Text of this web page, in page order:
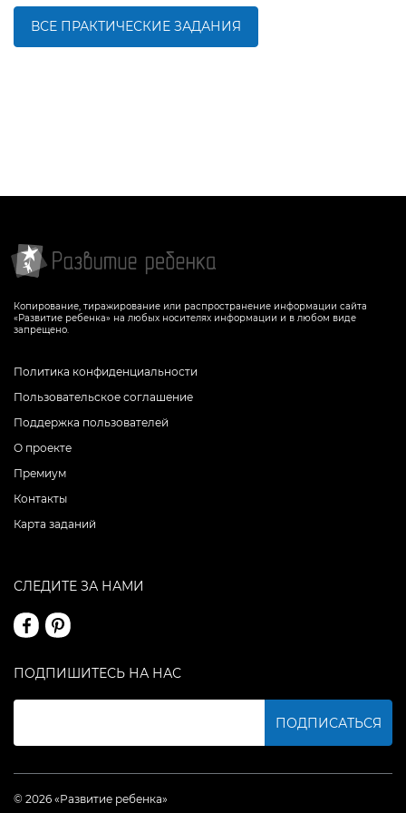
деятельности детей
БОЛЬШЕ
ВСЕ ПРАКТИЧЕСКИЕ ЗАДАНИЯ
Копирование, тиражирование или распространение информации сайта
«Развитие ребенка» на любых носителях информации и в любом виде
запрещено.
Политика конфиденциальности
Пользовательское соглашение
Поддержка пользователей
О проекте
Премиум
Контакты
Карта заданий
СЛЕДИТЕ ЗА НАМИ
ПОДПИШИТЕСЬ НА НАС
ПОДПИСАТЬСЯ
© 2026 «Развитие ребенка»